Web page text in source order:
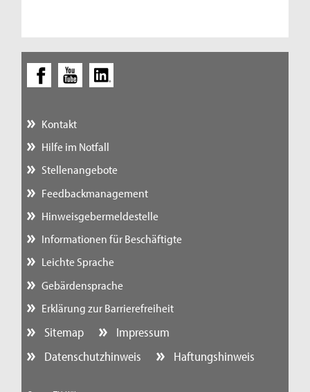
Kontakt
Hilfe im Notfall
Stellenangebote
Feedbackmanagement
Hinweisgebermeldestelle
Informationen für Beschäftigte
Leichte Sprache
Gebärdensprache
Erklärung zur Barrierefreiheit
Sitemap
Impressum
Datenschutzhinweis
Haftungshinweis